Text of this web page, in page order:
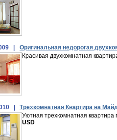
|
Оригинальная недорогая
Красивая двухкомнатная
|
Трёхкомнатная Квартира на
Уютная трехкомнатная квартира
USD